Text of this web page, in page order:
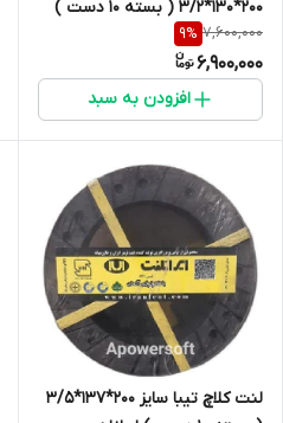
200*130*3/2 ( بسته 10 دست )
7,600,000
9%
6,900,000
افزودن به سبد
لنت کلاچ تیبا سایز 200*137*3/5